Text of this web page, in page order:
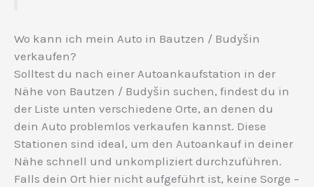
Wo kann ich mein Auto in Bautzen / Budyšin
verkaufen?
Solltest du nach einer Autoankaufstation in der
Nähe von Bautzen / Budyšin suchen, findest du in
der Liste unten verschiedene Orte, an denen du
dein Auto problemlos verkaufen kannst. Diese
Stationen sind ideal, um den Autoankauf in deiner
Nähe schnell und unkompliziert durchzuführen.
Falls dein Ort hier nicht aufgeführt ist, keine Sorge –